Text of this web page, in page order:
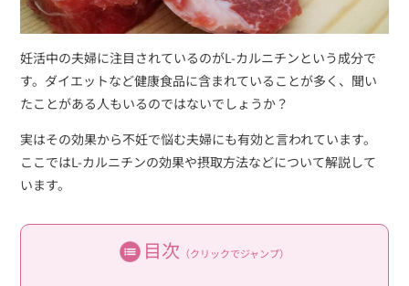
妊活中の夫婦に注目されているのがL-カルニチンという成分で
す。ダイエットなど健康食品に含まれていることが多く、聞い
たことがある人もいるのではないでしょうか？
実はその効果から不妊で悩む夫婦にも有効と言われています。
ここではL-カルニチンの効果や摂取方法などについて解説して
います。
目次 （クリックでジャンプ）